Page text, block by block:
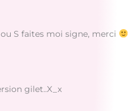
S faites moi signe, merci
gilet..X_x